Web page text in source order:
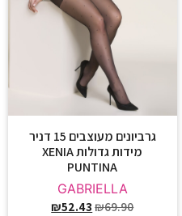
גרביונים מעוצבים 15 דניר
מידות גדולות XENIA
PUNTINA
GABRIELLA
₪69.90
₪52.43